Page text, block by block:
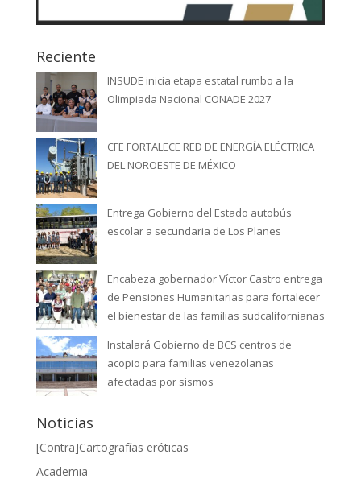
Reciente
INSUDE inicia etapa estatal rumbo a la
Olimpiada Nacional CONADE 2027
CFE FORTALECE RED DE ENERGÍA ELÉCTRICA
DEL NOROESTE DE MÉXICO
Entrega Gobierno del Estado autobús
escolar a secundaria de Los Planes
Encabeza gobernador Víctor Castro entrega
de Pensiones Humanitarias para fortalecer
el bienestar de las familias sudcalifornianas
Instalará Gobierno de BCS centros de
acopio para familias venezolanas
afectadas por sismos
Noticias
[Contra]Cartografías eróticas
Academia